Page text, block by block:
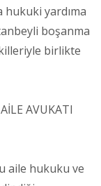
hukuki yardıma
boşanma
birlikte
AVUKATI
aile hukuku ve